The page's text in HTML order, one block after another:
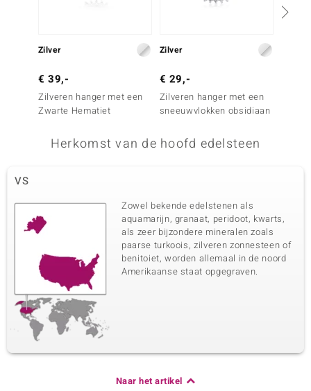
Zilver
€ 39,-
Zilveren hanger met een
Zwarte Hematiet
Zilver
€ 29,-
Zilveren hanger met een
sneeuwvlokken obsidiaan
Herkomst van de hoofd edelsteen
VS
Zowel bekende edelstenen als
aquamarijn, granaat, peridoot, kwarts,
als zeer bijzondere mineralen zoals
paarse turkoois, zilveren zonnesteen of
benitoiet, worden allemaal in de noord
Amerikaanse staat opgegraven.
Naar het artikel